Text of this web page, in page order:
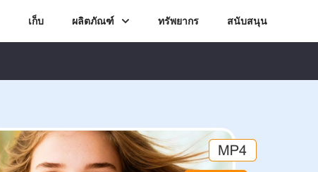
เก็บ ผลิตภัณฑ์ ทรัพยากร สนับสนุน